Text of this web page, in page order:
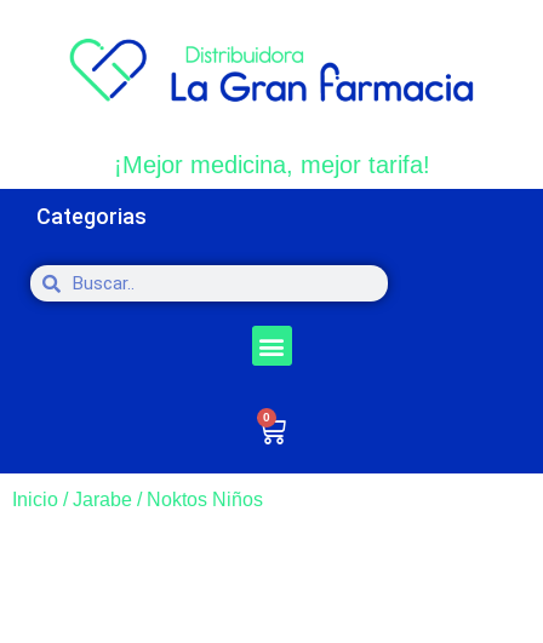
¡Mejor medicina, mejor tarifa!
Categorias
0
Inicio /Jarabe / Noktos Niños